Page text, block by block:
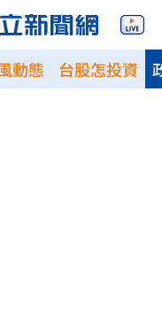
動態 台股怎投資